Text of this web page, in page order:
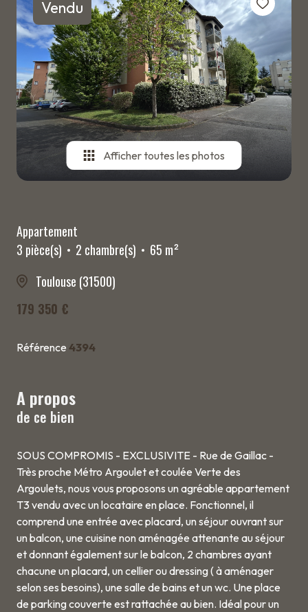
ESTIMATION
BIENS
VENDUS
ALERTE
E-MAIL
CONTACT
Vendu
Afficher toutes les photos
Appartement
3 pièce(s)
2 chambre(s)
65 m²
Toulouse (31500)
179 350 €
Référence 4394
A propos
de ce bien
SOUS COMPROMIS - EXCLUSIVITE - Rue de Gaillac -
Très proche Métro Argoulet et coulée Verte des
Argoulets, nous vous proposons un agréable appartement
T3 vendu avec un locataire en place. Fonctionnel, il
comprend une entrée avec placard, un séjour ouvrant sur
un balcon, une cuisine non aménagée attenante au séjour
et donnant également sur le balcon, 2 chambres ayant
chacune un placard, un cellier ou dressing ( à aménager
selon ses besoins), une salle de bains et un wc. Une place
de parking couverte est rattachée au bien. Idéal pour un